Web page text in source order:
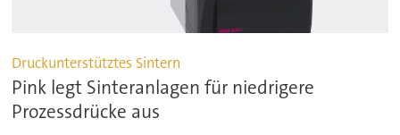
Druckunterstütztes Sintern
Pink legt Sinteranlagen für niedrigere
Prozessdrücke aus